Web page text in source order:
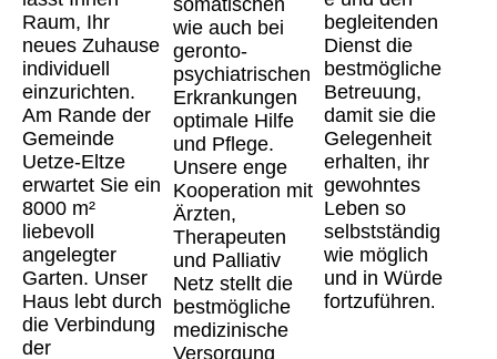
Raum, Ihr
neues Zuhause
individuell
einzurichten.
Am Rande der
Gemeinde
Uetze-Eltze
erwartet Sie ein
8000 m²
liebevoll
angelegter
Garten. Unser
Haus lebt durch
die Verbindung
der
wie auch bei
geronto-
psychiatrischen
Erkrankungen
optimale Hilfe
und Pflege.
Unsere enge
Kooperation mit
Ärzten,
Therapeuten
und Palliativ
Netz stellt die
bestmögliche
medizinische
Versorgung
begleitenden
Dienst die
bestmögliche
Betreuung,
damit sie die
Gelegenheit
erhalten, ihr
gewohntes
Leben so
selbstständig
wie möglich
und in Würde
fortzuführen.